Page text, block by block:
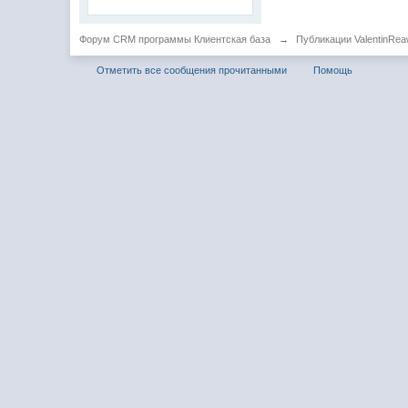
Форум CRM программы Клиентская база → Публикации
Отметить все сообщения прочитанными Помощь